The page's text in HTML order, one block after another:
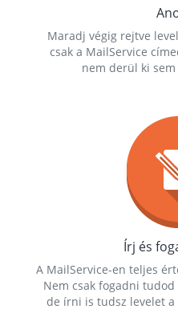
Maradj végig rejtve
csak a MailService
nem derül ki
Írj és
A MailService-en teljes
Nem csak fogadni
de írni is tudsz levelet